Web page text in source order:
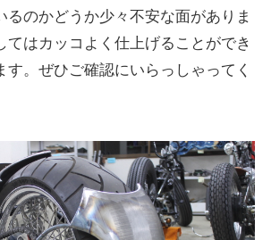
るのかどうか少々不安な面がありま
てはカッコよく仕上げることができ
す。ぜひご確認にいらっしゃってく